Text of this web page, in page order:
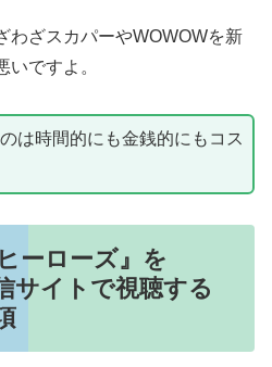
わざスカパーやWOWOWを新
ですよ。
は時間的にも金銭的にもコス
ーローズ』を
サイトで視聴する